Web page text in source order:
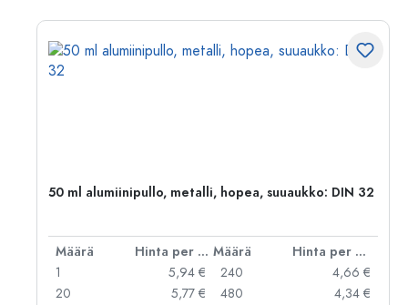
50 ml alumiinipullo, metalli, hopea, suuaukko: DIN 32
Määrä Hinta per kpl Määrä
Hinta per kpl
1
5,94 €
20
5,77 €
240
4,66 €
480
4,34 €